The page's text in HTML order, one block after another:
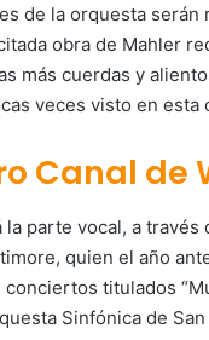
de la orquesta
obra de Mahler
más cuerdas y
veces visto en esta
Canal de
parte vocal, a
quien el año
titulados
Sinfónica de